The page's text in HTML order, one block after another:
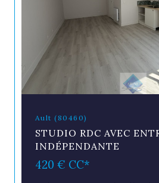
Ault (80460)
STUDIO RDC AVEC
INDÉPENDANTE
420 € CC*